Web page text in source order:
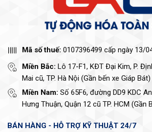
Mã số thuế: 0107396499 cấp ngày 13/
Miền Bắc: Lô 17-F1, KĐT Đại Kim, P.
Mai cũ, TP. Hà Nội (Gần bến xe Giáp Bát)
Miền Nam: Số 65F6, đường DD9 KDC
Hưng Thuận, Quận 12 cũ TP. HCM (Gần
BÁN HÀNG - HỖ TRỢ KỸ THUẬT 24/7